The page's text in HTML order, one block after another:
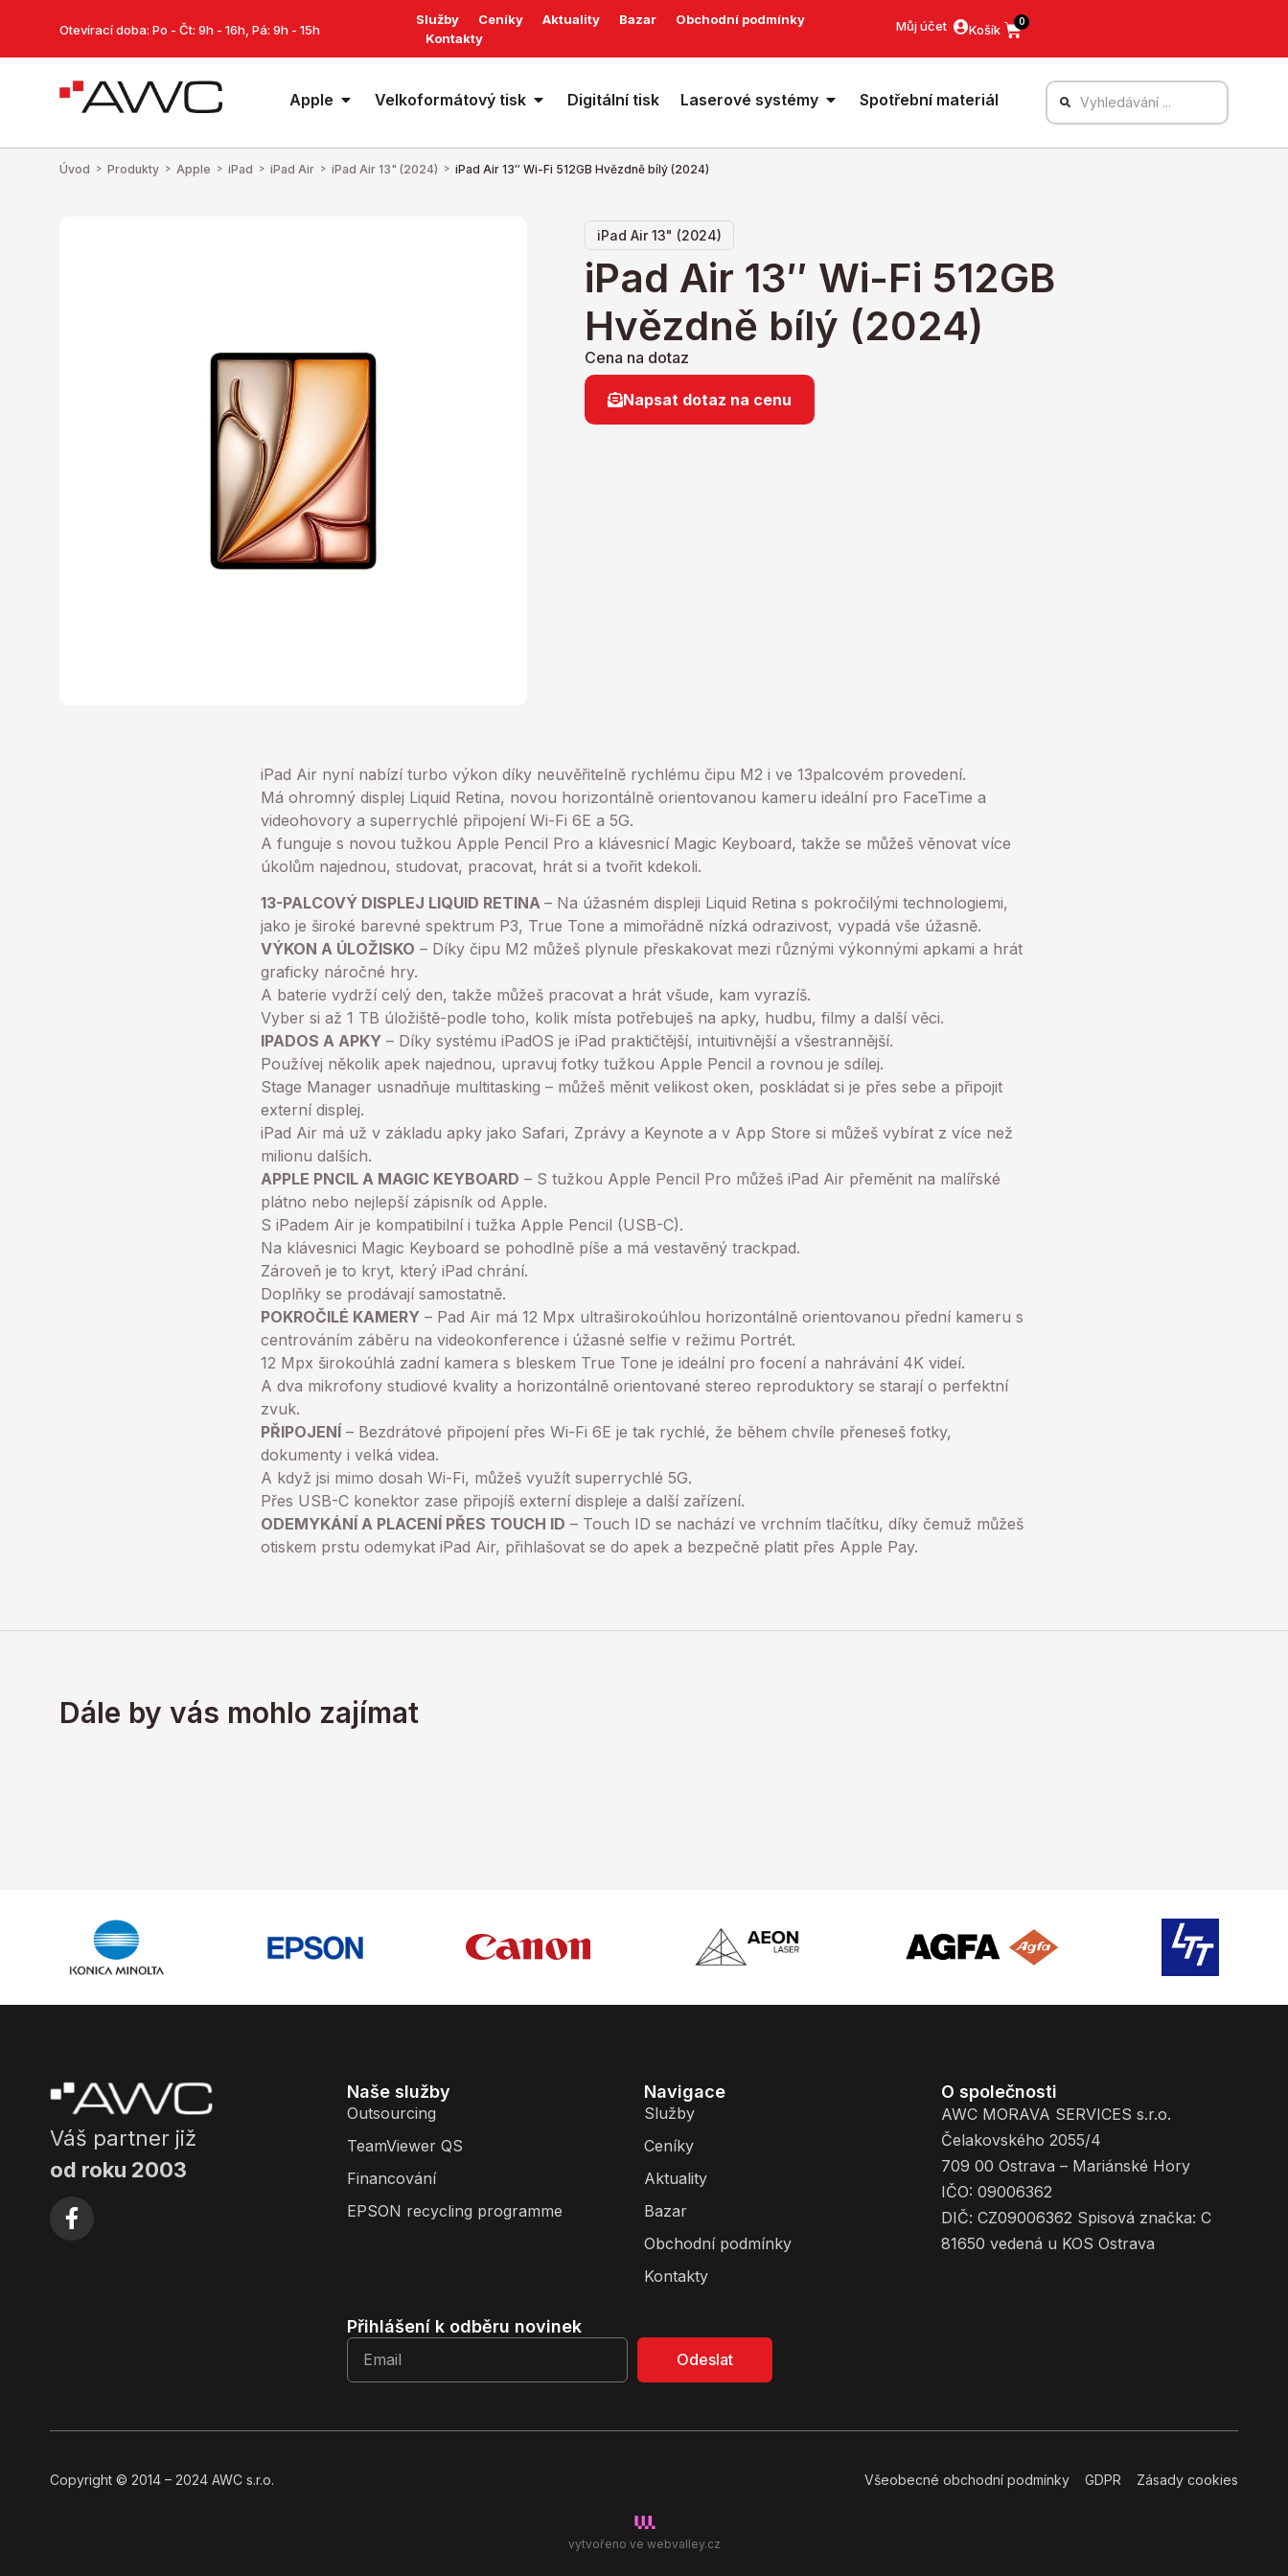
Otevírací doba: Po - Čt: 9h - 16h, Pá: 9h - 15h
Služby Ceníky Aktuality Bazar
Obchodní podmínky
Kontakty
Můj účet 0
Apple Velkoformátový tisk Digitální tisk Laserové systémy Spotřební materiál
Úvod > Produkty > Apple > iPad > iPad Air > iPad Air 13" (2024) > iPad Air 13″ Wi-Fi 512GB Hvězdně bílý (2024)
iPad Air 13" (2024)
iPad Air 13″ Wi-Fi 512GB
Hvězdně bílý (2024)
Cena na dotaz
Napsat dotaz na cenu
iPad Air nyní nabízí turbo výkon díky neuvěřitelně rychlému čipu M2 i ve 13palcovém provedení.
Má ohromný displej Liquid Retina, novou horizontálně orientovanou kameru ideální pro FaceTime a
videohovory a superrychlé připojení Wi-Fi 6E a 5G.
A funguje s novou tužkou Apple Pencil Pro a klávesnicí Magic Keyboard, takže se můžeš věnovat více
úkolům najednou, studovat, pracovat, hrát si a tvořit kdekoli.
13-PALCOVÝ DISPLEJ LIQUID RETINA – Na úžasném displeji Liquid Retina s pokročilými technologiemi,
jako je široké barevné spektrum P3, True Tone a mimořádně nízká odrazivost, vypadá vše úžasně.
VÝKON A ÚLOŽISKO – Díky čipu M2 můžeš plynule přeskakovat mezi různými výkonnými apkami a hrát
graficky náročné hry.
A baterie vydrží celý den, takže můžeš pracovat a hrát všude, kam vyrazíš.
Vyber si až 1 TB úložiště-podle toho, kolik místa potřebuješ na apky, hudbu, filmy a další věci.
IPADOS A APKY – Díky systému iPadOS je iPad praktičtější, intuitivnější a všestrannější.
Používej několik apek najednou, upravuj fotky tužkou Apple Pencil a rovnou je sdílej.
Stage Manager usnadňuje multitasking – můžeš měnit velikost oken, poskládat si je přes sebe a připojit
externí displej.
iPad Air má už v základu apky jako Safari, Zprávy a Keynote a v App Store si můžeš vybírat z více než
milionu dalších.
APPLE PNCIL A MAGIC KEYBOARD – S tužkou Apple Pencil Pro můžeš iPad Air přeměnit na malířské
plátno nebo nejlepší zápisník od Apple.
S iPadem Air je kompatibilní i tužka Apple Pencil (USB-C).
Na klávesnici Magic Keyboard se pohodlně píše a má vestavěný trackpad.
Zároveň je to kryt, který iPad chrání.
Doplňky se prodávají samostatně.
POKROČILÉ KAMERY – Pad Air má 12 Mpx ultraširokoúhlou horizontálně orientovanou přední kameru s
centrováním záběru na videokonference i úžasné selfie v režimu Portrét.
12 Mpx širokoúhlá zadní kamera s bleskem True Tone je ideální pro focení a nahrávání 4K videí.
A dva mikrofony studiové kvality a horizontálně orientované stereo reproduktory se starají o perfektní
zvuk.
PŘIPOJENÍ – Bezdrátové připojení přes Wi-Fi 6E je tak rychlé, že během chvíle přeneseš fotky,
dokumenty i velká videa.
A když jsi mimo dosah Wi-Fi, můžeš využít superrychlé 5G.
Přes USB-C konektor zase připojíš externí displeje a další zařízení.
ODEMYKÁNÍ A PLACENÍ PŘES TOUCH ID – Touch ID se nachází ve vrchním tlačítku, díky čemuž můžeš
otiskem prstu odemykat iPad Air, přihlašovat se do apek a bezpečně platit přes Apple Pay.
Dále by vás mohlo zajímat
Váš partner již
od roku 2003
Naše služby
Outsourcing
TeamViewer QS
Financování
EPSON recycling programme
Navigace
Služby
Ceníky
Aktuality
Bazar
Obchodní podmínky
Kontakty
O společnosti
AWC MORAVA SERVICES s.r.o.
Čelakovského 2055/4
709 00 Ostrava – Mariánské Hory
IČO: 09006362
DIČ: CZ09006362 Spisová značka: C
81650 vedená u KOS Ostrava
Přihlášení k odběru novinek
Odeslat
Copyright © 2014 – 2024 AWC s.r.o. Všeobecné obchodní podmínky GDPR Zásady cookies
vytvořeno ve webvalley.cz